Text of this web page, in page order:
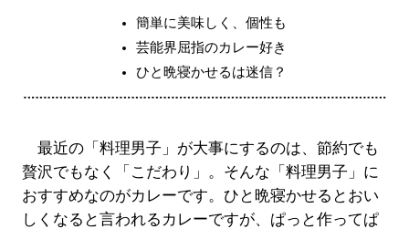
簡単に美味しく、個性も
芸能界屈指のカレー好き
ひと晩寝かせるは迷信？
最近の「料理男子」が大事にするのは、節約でも
贅沢でもなく「こだわり」。そんな「料理男子」に
おすすめなのがカレーです。ひと晩寝かせるとおい
しくなると言われるカレーですが、ぱっと作ってぱ